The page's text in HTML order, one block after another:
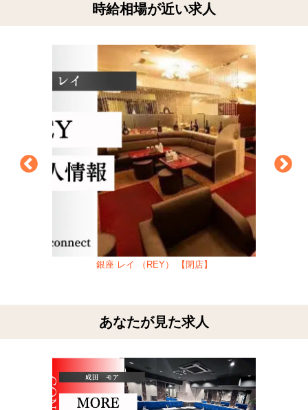
時給相場が近い求人
銀座 レイ （REY） 【閉店】
あなたが見た求人